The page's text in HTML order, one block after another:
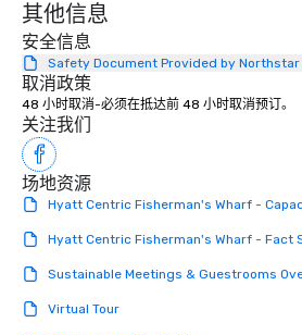
其他信息
安全信息
Safety Document Provided by Northstar
取消政策
48 小时取消-必须在抵达前 48 小时取消预订。
关注我们
场地资源
Hyatt Centric Fisherman's Wharf -
Hyatt Centric Fisherman's Wharf - Fact
Sustainable Meetings & Guestrooms
Virtual Tour